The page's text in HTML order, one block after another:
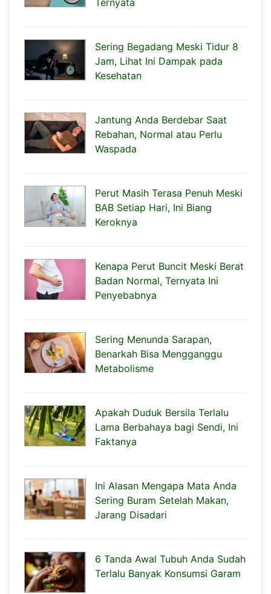
Ternyata
Sering Begadang Meski Tidur 8
Jam, Lihat Ini Dampak pada
Kesehatan
Jantung Anda Berdebar Saat
Rebahan, Normal atau Perlu
Waspada
Perut Masih Terasa Penuh Meski
BAB Setiap Hari, Ini Biang
Keroknya
Kenapa Perut Buncit Meski Berat
Badan Normal, Ternyata Ini
Penyebabnya
Sering Menunda Sarapan,
Benarkah Bisa Mengganggu
Metabolisme
Apakah Duduk Bersila Terlalu
Lama Berbahaya bagi Sendi, Ini
Faktanya
Ini Alasan Mengapa Mata Anda
Sering Buram Setelah Makan,
Jarang Disadari
6 Tanda Awal Tubuh Anda Sudah
Terlalu Banyak Konsumsi Garam